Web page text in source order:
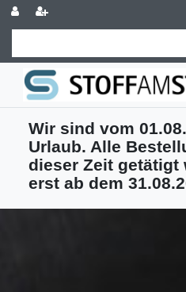
Wir sind vom
Urlaub. Alle
dieser Zeit getätigt
erst ab dem